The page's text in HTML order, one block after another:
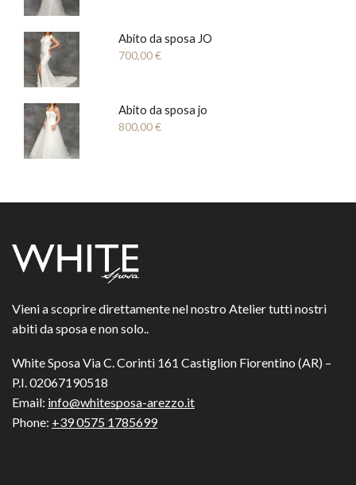
Abito da sposa JO
700,00€
Abito da sposa jo
800,00€
Vieni a scoprire direttamente nel nostro Atelier tutti nostri
abiti da sposa e non solo..
White Sposa Via C. Corinti 161 Castiglion Fiorentino (AR) –
P.I. 02067190518
Email: info@whitesposa-arezzo.it
Phone: +39 0575 1785699